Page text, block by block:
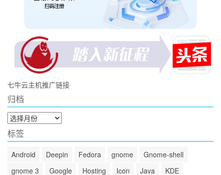
七牛云主机推广链接
归档
归
档
标签
Android Deepin Fedora gnome
Gnome-shell
gnome 3
Google Hosting Icon Java
KDE